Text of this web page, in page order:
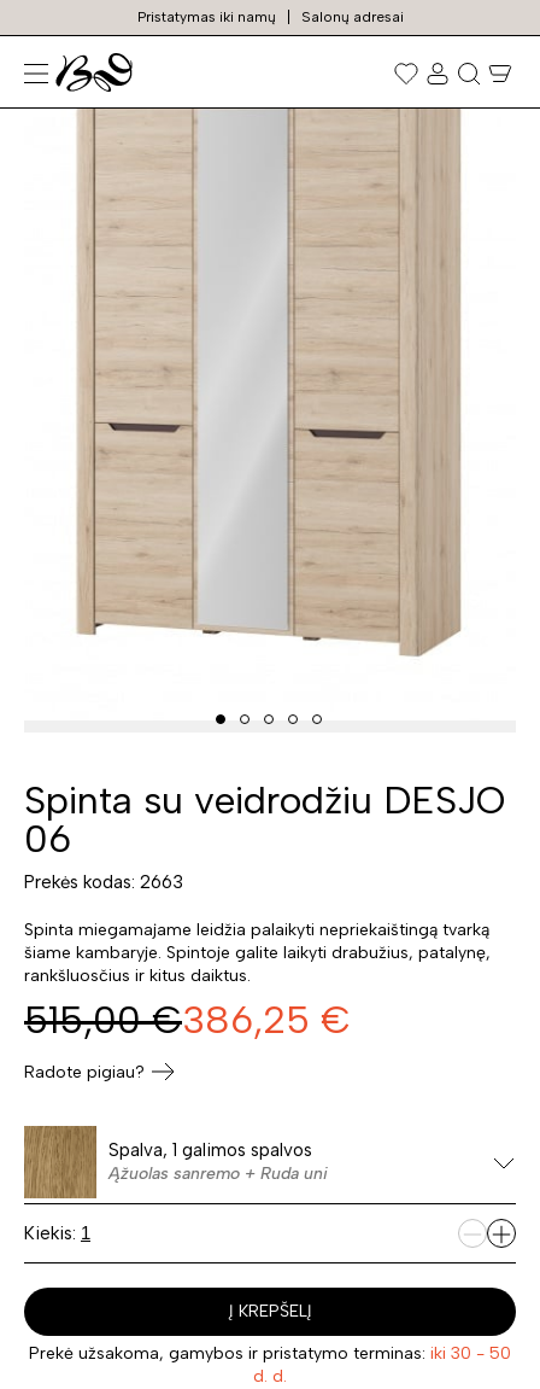
Pristatymas iki namų Salonų adresai
Prekių
paieška
N
Spinta su veidrodžiu DESJO
06
Prekės kodas: 2663
Spinta miegamajame leidžia palaikyti nepriekaištingą tvarką
šiame kambaryje. Spintoje galite laikyti drabužius, patalynę,
rankšluosčius ir kitus daiktus.
515,00 €386,25 €
Radote pigiau?
Spalva, 1 galimos spalvos
Ąžuolas sanremo + Ruda uni
Kiekis:
Į KREPŠELĮ
Prekė užsakoma, gamybos ir pristatymo terminas: iki 30 - 50
d. d.